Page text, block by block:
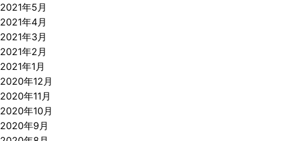
2021年5月
2021年4月
2021年3月
2021年2月
2021年1月
2020年12月
2020年11月
2020年10月
2020年9月